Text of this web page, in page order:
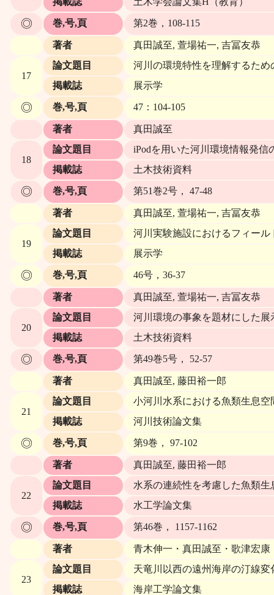
◎ 巻,号,頁 第2巻，108-115
著者 真田誠至, 萱場祐一, 吉冨友恭
17
論文題目
河川の環境特性を理解するため
掲載誌
展示学
◎ 巻,号,頁 47：104-105
著者 真田誠至
18
論文題目
iPodを用いた河川環境情報発信
掲載誌
土木技術資料
◎ 巻,号,頁 第51巻2号， 47-48
著者 真田誠至, 萱場祐一, 吉冨友恭
19
論文題目
河川実験施設におけるフィー
掲載誌
展示学
◎ 巻,号,頁 46号，36-37
著者 真田誠至, 萱場祐一, 吉冨友恭
20
論文題目
河川環境の事象を題材にした展
掲載誌
土木技術資料
◎ 巻,号,頁 第49巻5号， 52-57
著者 真田誠至, 藤田裕一郎
21
論文題目
小河川水系における魚類生息空
掲載誌
河川技術論文集
◎ 巻,号,頁 第9巻， 97-102
著者 真田誠至, 藤田裕一郎
22
論文題目
水系の連続性を考慮した魚類
掲載誌
水工学論文集
◎ 巻,号,頁 第46巻， 1157-1162
著者 青木伸一・真田誠至・歌津宏康
23
論文題目
天竜川以西の遠州海岸の汀線
掲載誌
海岸工学論文集